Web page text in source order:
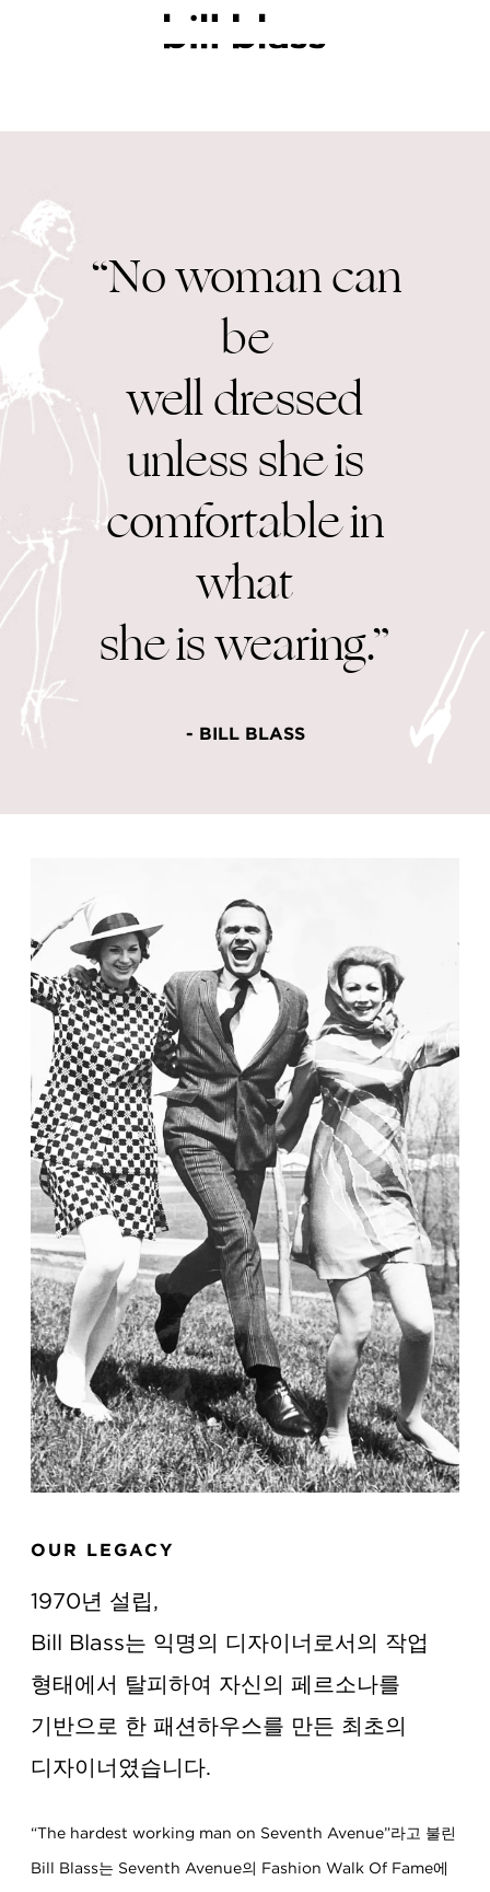
g
c
“Nowomancan
be
well dressed
unless she is
comfortablein
what
she is wearing.”
- BILL BLASS
OUR LEGACY
1970년 설립,
Bill Blass는 익명의 디자이너로서의 작업
형태에서 탈피하여 자신의 페르소나를
기반으로 한 패션하우스를 만든 최초의
디자이너였습니다.
“The hardest working man on Seventh Avenue”라고 불린
Bill Blass는 Seventh Avenue의 Fashion Walk Of Fame에